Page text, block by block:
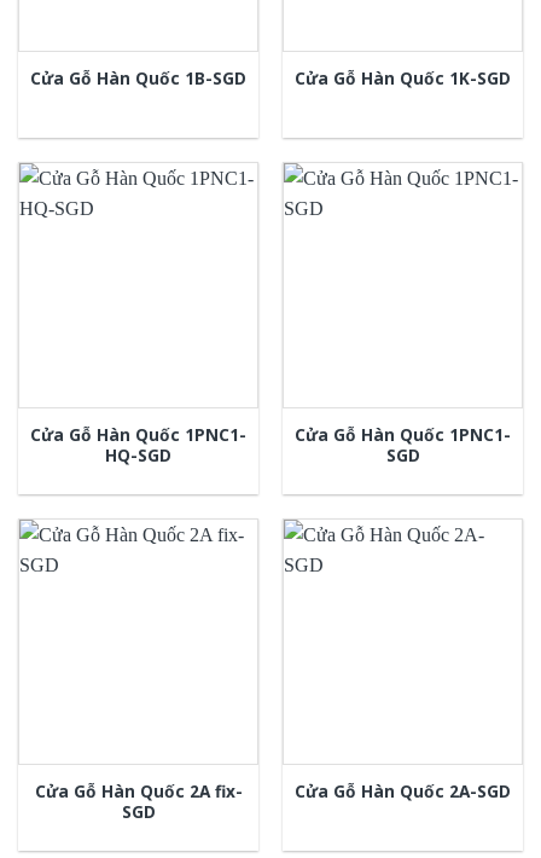
Cửa Gỗ Hàn Quốc 1B-SGD Cửa Gỗ Hàn Quốc 1K-SGD
Cửa Gỗ Hàn Quốc 1PNC1-
HQ-SGD
Cửa Gỗ Hàn Quốc 1PNC1-
SGD
Cửa Gỗ Hàn Quốc 2A fix-
SGD
Cửa Gỗ Hàn Quốc 2A-SGD